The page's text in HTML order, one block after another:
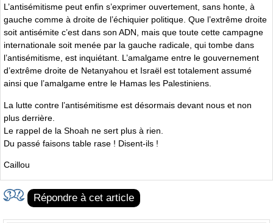
L’antisémitisme peut enfin s’exprimer ouvertement, sans honte, à
gauche comme à droite de l’échiquier politique. Que l’extrême droite
soit antisémite c’est dans son ADN, mais que toute cette campagne
internationale soit menée par la gauche radicale, qui tombe dans
l’antisémitisme, est inquiétant. L’amalgame entre le gouvernement
d’extrême droite de Netanyahou et Israël est totalement assumé
ainsi que l’amalgame entre le Hamas les Palestiniens.
La lutte contre l’antisémitisme est désormais devant nous et non
plus derrière.
Le rappel de la Shoah ne sert plus à rien.
Du passé faisons table rase ! Disent-ils !
Caillou
Répondre à cet article